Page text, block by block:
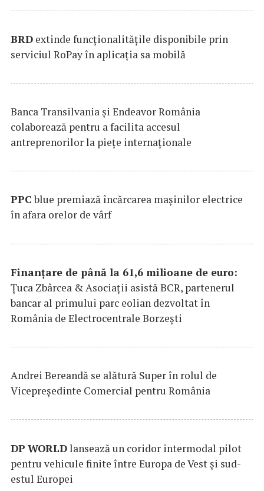
BRD extinde funcţionalităţile disponibile prin
serviciul RoPay în aplicaţia sa mobilă
Banca Transilvania şi Endeavor România
colaborează pentru a facilita accesul
antreprenorilor la pieţe internaţionale
PPCblue premiază încărcarea maşinilor electrice
în afara orelor de vârf
Finanțare de până la 61,6 milioane de euro:
Țuca Zbârcea & Asociații asistă BCR, partenerul
bancar al primului parc eolian dezvoltat în
România de Electrocentrale Borzești
Andrei Bereandă se alătură Super în rolul de
Vicepreședinte Comercial pentru România
DP WORLDlansează un coridor intermodal pilot
pentru vehicule finite între Europa de Vest și sud-
estul Europei